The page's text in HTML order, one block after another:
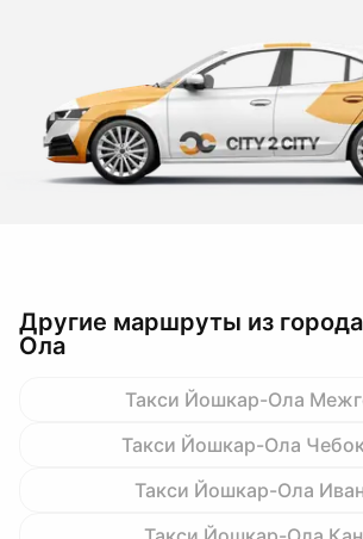
Другие маршруты из
Ола
Такси Йошкар-Ола
Такси Йошкар-Ола
Такси Йошкар-Ола